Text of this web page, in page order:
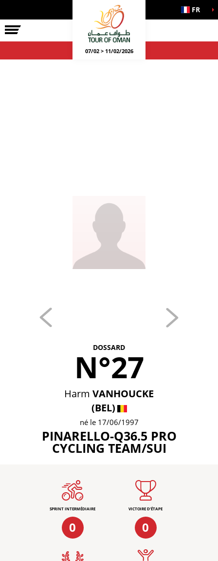
FR
07/02 > 11/02/2026
DOSSARD
N°27
Harm VANHOUCKE
(BEL)
né le 17/06/1997
PINARELLO-Q36.5 PRO
CYCLING TEAM/SUI
SPRINT INTERMÉDIAIRE
0
VICTOIRE D'ÉTAPE
0